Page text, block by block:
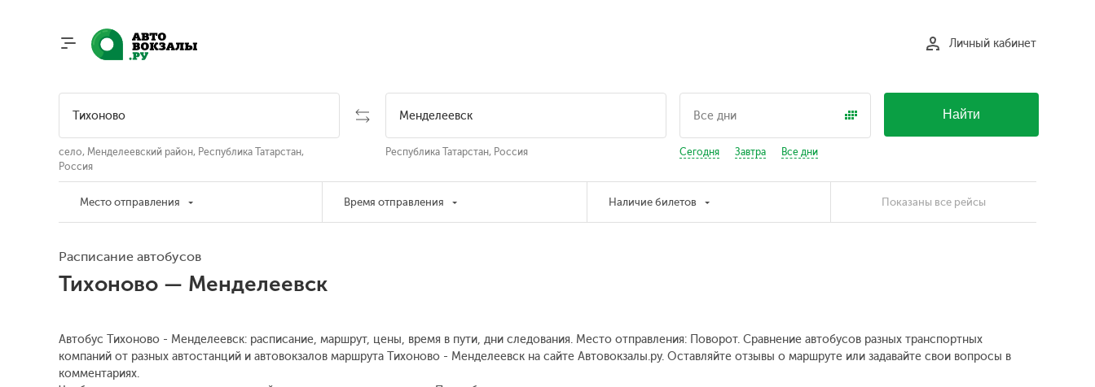
Личный кабинет
село, Менделеевский район, Республика Татарстан,
Россия
Республика Татарстан, Россия Сегодня Завтра Все дни
Найти
Место отправления Время отправления Наличие билетов Показаны все рейсы
Расписание автобусов
Тихоново — Менделеевск
Автобус Тихоново - Менделеевск: расписание, маршрут, цены, время в пути, дни следования. Место отправления: Поворот. Сравнение автобусов разных транспортных
компаний от разных автостанций и автовокзалов маршрута Тихоново - Менделеевск на сайте Автовокзалы.ру. Оставляйте отзывы о маршруте или задавайте свои вопросы в
комментариях.